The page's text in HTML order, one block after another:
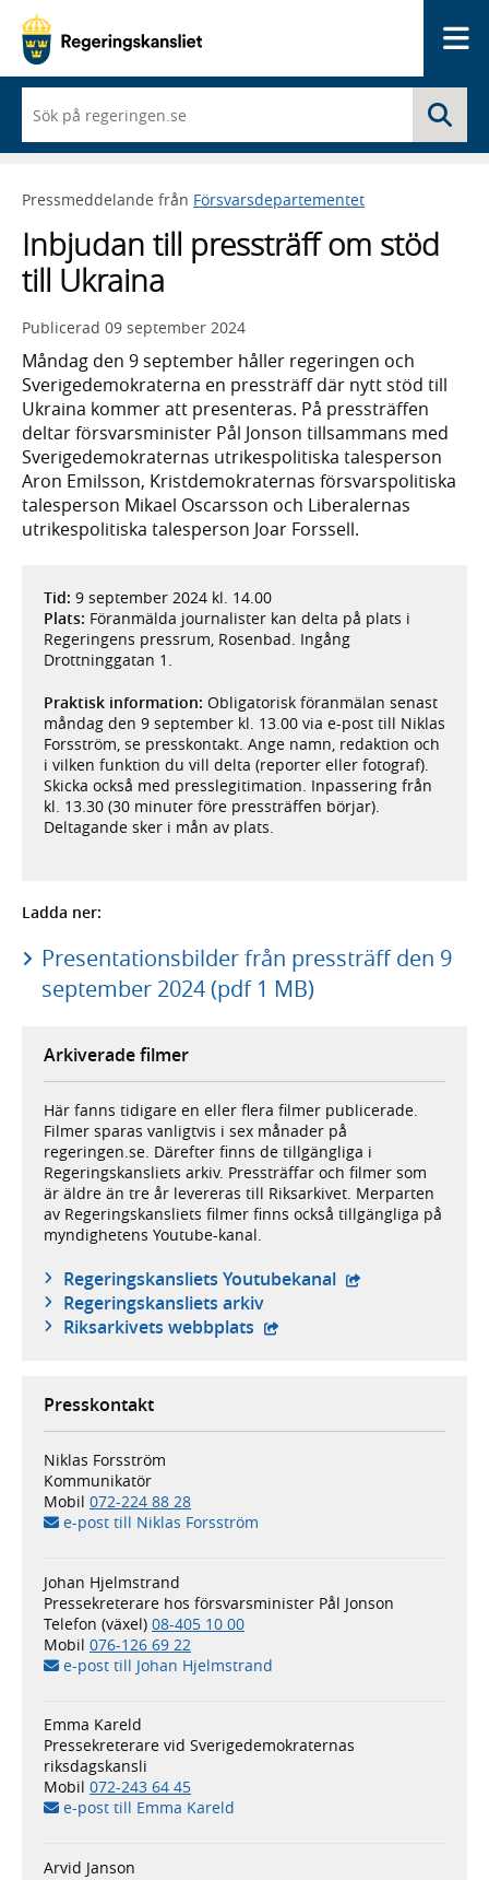
du
börjar
skriva
framträder
lista
med
sökförslag
Pressmeddelande från Försvarsdepartementet
Inbjudan till pressträff om stöd
till Ukraina
Publicerad 09 september 2024
Måndag den 9 september håller regeringen och
Sverigedemokraterna en pressträff där nytt stöd till
Ukraina kommer att presenteras. På pressträffen
deltar försvarsminister Pål Jonson tillsammans med
Sverigedemokraternas utrikespolitiska talesperson
Aron Emilsson, Kristdemokraternas försvarspolitiska
talesperson Mikael Oscarsson och Liberalernas
utrikespolitiska talesperson Joar Forssell.
Tid: 9 september 2024 kl. 14.00
Plats: Föranmälda journalister kan delta på plats i
Regeringens pressrum, Rosenbad. Ingång
Drottninggatan 1.
Praktisk information: Obligatorisk föranmälan senast
måndag den 9 september kl. 13.00 via e-post till Niklas
Forsström, se presskontakt. Ange namn, redaktion och
i vilken funktion du vill delta (reporter eller fotograf).
Skicka också med presslegitimation. Inpassering från
kl. 13.30 (30 minuter före pressträffen börjar).
Deltagande sker i mån av plats.
Ladda ner:
Presentationsbilder från pressträff den 9
september 2024 (pdf 1 MB)
Arkiverade filmer
Här fanns tidigare en eller flera filmer publicerade.
Filmer sparas vanligtvis i sex månader på
regeringen.se. Därefter finns de tillgängliga i
Regeringskansliets arkiv. Pressträffar och filmer som
är äldre än tre år levereras till Riksarkivet. Merparten
av Regeringskansliets filmer finns också tillgängliga på
myndighetens Youtube-kanal.
Regeringskansliets Youtubekanal - extern
Regeringskansliets arkiv
Riksarkivets webbplats - extern webbplats,
Presskontakt
Niklas Forsström
Kommunikatör
Mobil 072-224 88 28
e-post till Niklas Forsström
Johan Hjelmstrand
Pressekreterare hos försvarsminister Pål Jonson
Telefon (växel) 08-405 10 00
Mobil 076-126 69 22
e-post till Johan Hjelmstrand
Emma Kareld
Pressekreterare vid Sverigedemokraternas
riksdagskansli
Mobil 072-243 64 45
e-post till Emma Kareld
Arvid Janson